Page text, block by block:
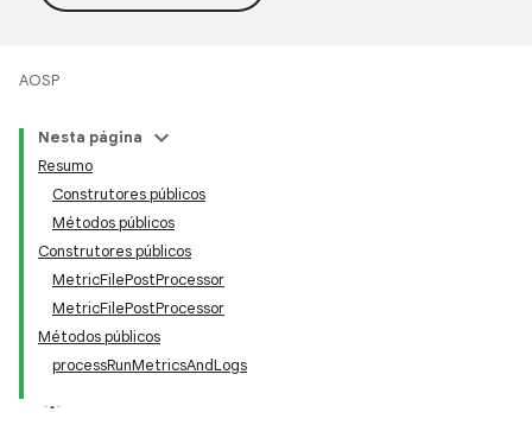
AOSP
Nesta página
Resumo
Construtores públicos
Métodos públicos
Construtores públicos
MetricFilePostProcessor
MetricFilePostProcessor
Métodos públicos
processRunMetricsAndLogs